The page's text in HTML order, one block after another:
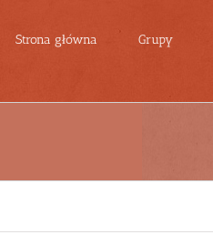
Strona główna Grupy